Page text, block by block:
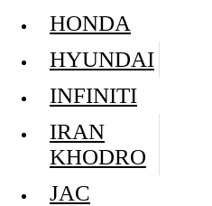
HONDA
HYUNDAI
INFINITI
IRAN
KHODRO
JAC